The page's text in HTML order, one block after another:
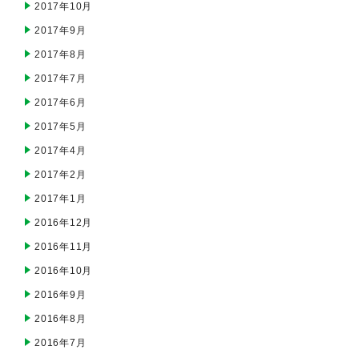
2017年10月
2017年9月
2017年8月
2017年7月
2017年6月
2017年5月
2017年4月
2017年2月
2017年1月
2016年12月
2016年11月
2016年10月
2016年9月
2016年8月
2016年7月